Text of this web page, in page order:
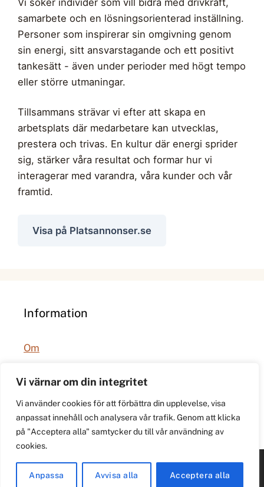
Vi värnar om din integritet
Vi använder cookies för att förbättra din upplevelse, visa
anpassat innehåll och analysera vår trafik. Genom att klicka
på "Acceptera alla" samtycker du till vår användning av
cookies.
Anpassa Avvisa alla Acceptera alla
samarbete och en lösningsorienterad inställning.
Personer som inspirerar sin omgivning genom
sin energi, sitt ansvarstagande och ett positivt
tankesätt - även under perioder med högt tempo
eller större utmaningar.
Tillsammans strävar vi efter att skapa en
arbetsplats där medarbetare kan utvecklas,
prestera och trivas. En kultur där energi sprider
sig, stärker våra resultat och formar hur vi
interagerar med varandra, våra kunder och vår
framtid.
Visa på Platsannonser.se
Information
Om